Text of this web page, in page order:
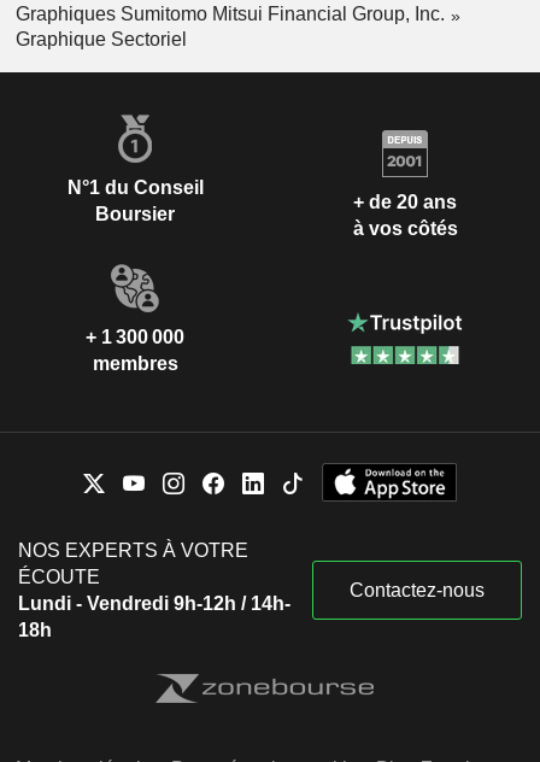
Graphiques Sumitomo Mitsui Financial Group, Inc.
Graphique Sectoriel
N°1 du Conseil
Boursier
+ de 20 ans
à vos côtés
+ 1 300 000
membres
NOS EXPERTS À VOTRE
ÉCOUTE
Lundi - Vendredi 9h-12h / 14h-
18h
Contactez-nous